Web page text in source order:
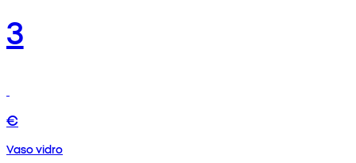
3
€
Vaso vidro